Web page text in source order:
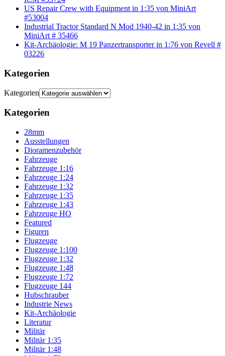
US Repair Crew with Equipment in 1:35 von MiniArt
#53004
Industrial Tractor Standard N Mod 1940-42 in 1:35 von
MiniArt # 35466
Kit-Archäologie: M 19 Panzertransporter in 1:76 von Revell #
03226
Kategorien
Kategorien
Kategorien
28mm
Ausstellungen
Dioramenzubehör
Fahrzeuge
Fahrzeuge 1:16
Fahrzeuge 1:24
Fahrzeuge 1:32
Fahrzeuge 1:35
Fahrzeuge 1:43
Fahrzeuge HO
Featured
Figuren
Flugzeuge
Flugzeuge 1:100
Flugzeuge 1:32
Flugzeuge 1:48
Flugzeuge 1:72
Flugzeuge 144
Hubschrauber
Industrie News
Kit-Archäologie
Literatur
Militär
Militär 1:35
Militär 1:48